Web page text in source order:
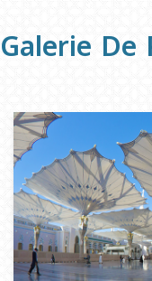
Galerie De